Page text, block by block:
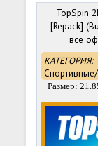
TopSpin
[Repack]
все
КАТЕГОРИЯ:
Размер: